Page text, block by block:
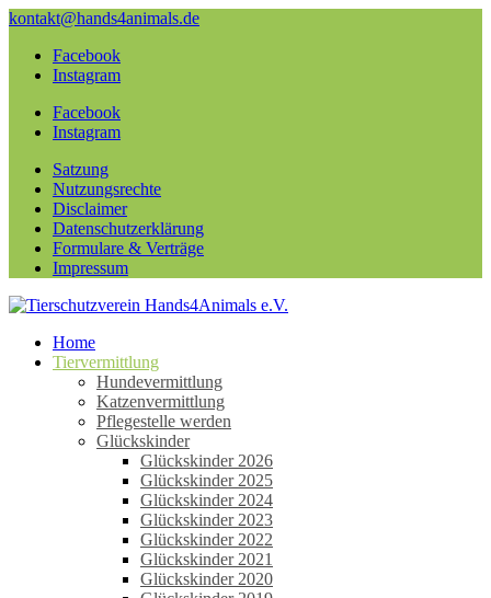
kontakt@hands4animals.de
Facebook
Instagram
Facebook
Instagram
Satzung
Nutzungsrechte
Disclaimer
Datenschutzerklärung
Formulare & Verträge
Impressum
Home
Tiervermittlung
Hundevermittlung
Katzenvermittlung
Pflegestelle werden
Glückskinder
Glückskinder 2026
Glückskinder 2025
Glückskinder 2024
Glückskinder 2023
Glückskinder 2022
Glückskinder 2021
Glückskinder 2020